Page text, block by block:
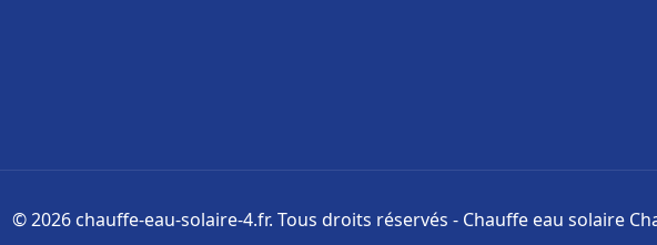
© 2026 chauffe-eau-solaire-4.fr. Tous droits réservés - Chauffe eau solaire